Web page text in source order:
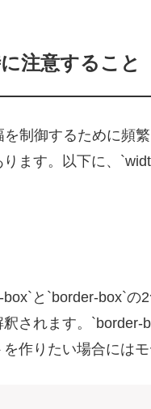
注意すること
制御するために頻
ます。以下に、
と`border-box`の
されます。
作りたい場合にはモ